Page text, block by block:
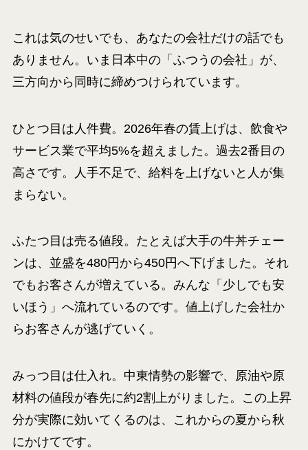
これは気のせいでも、あなたの会社だけの話でも
ありません。いま日本中の「ふつうの会社」が、
三方向から同時に締めつけられています。
ひとつ目は人件費。2026年春の賃上げは、飲食や
サービス業で平均5%を超えました。過去2番目の
高さです。人手不足で、給料を上げないと人が集
まらない。
ふたつ目は売る値段。たとえば大手の牛丼チェー
ンは、並盛を480円から450円へ下げました。それ
でもお客さんが増えている。みんな「少しでも安
いほう」へ流れているのです。値上げした会社か
らお客さんが逃げていく。
みっつ目は仕入れ。中東情勢の影響で、原油や原
材料の値段が春先に約2割上がりました。この上昇
分が実際に効いてくるのは、これからの夏から秋
にかけてです。